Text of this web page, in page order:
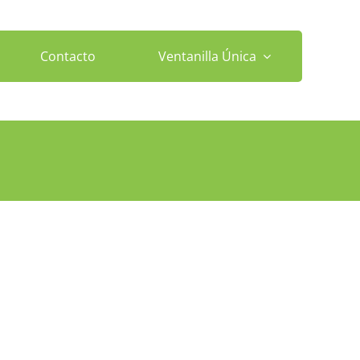
Contacto Ventanilla Única